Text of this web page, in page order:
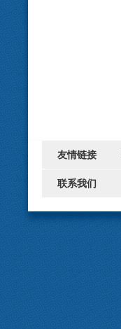
友情链接
联系我们